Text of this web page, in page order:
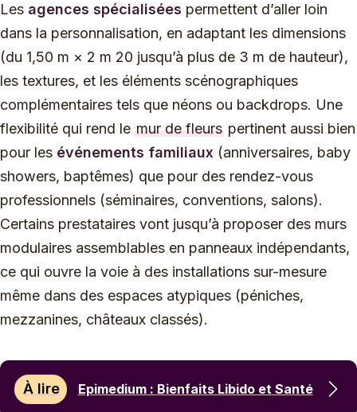
Les agences spécialisées permettent d’aller loin
dans la personnalisation, en adaptant les dimensions
(du 1,50 m × 2 m 20 jusqu’à plus de 3 m de hauteur),
les textures, et les éléments scénographiques
complémentaires tels que néons ou backdrops. Une
flexibilité qui rend le mur de fleurs pertinent aussi bien
pour les événements familiaux (anniversaires, baby
showers, baptêmes) que pour des rendez-vous
professionnels (séminaires, conventions, salons).
Certains prestataires vont jusqu’à proposer des murs
modulaires assemblables en panneaux indépendants,
ce qui ouvre la voie à des installations sur-mesure
même dans des espaces atypiques (péniches,
mezzanines, châteaux classés).
À lire Epimedium : Bienfaits Libido et Santé